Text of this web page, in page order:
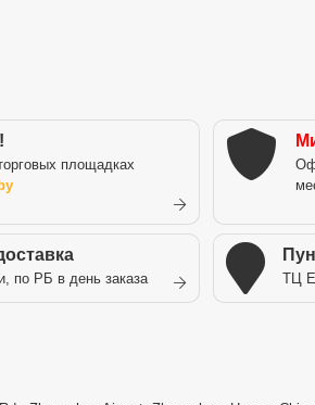
площадках
по РБ в день заказа ТЦ